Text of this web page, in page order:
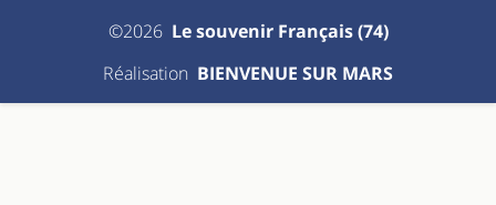
©2026 Le souvenir Français (74)
Réalisation BIENVENUE SUR MARS